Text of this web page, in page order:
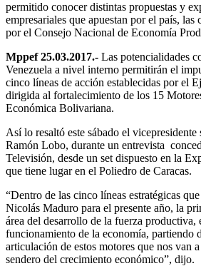
permitido conocer distintas propuestas y
empresariales que apuestan por el país, las
por el Consejo Nacional de Economía
Mppef 25.03.2017.- Las potencialidades
Venezuela a nivel interno permitirán el
cinco líneas de acción establecidas por el
dirigida al fortalecimiento de los 15
Económica Bolivariana.
Así lo resaltó este sábado el
Ramón Lobo, durante un entrevista
Televisión, desde un set dispuesto en la
que tiene lugar en el Poliedro de Caracas.
“Dentro de las cinco líneas estratégicas
Nicolás Maduro para el presente año, la
área del desarrollo de la fuerza productiva,
funcionamiento de la economía, partiendo
articulación de estos motores que nos van
sendero del crecimiento económico”, dijo.